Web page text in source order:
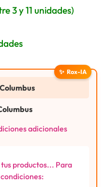
3 y 11 unidades)
✨ Rox-IA
adicionales
productos... Para